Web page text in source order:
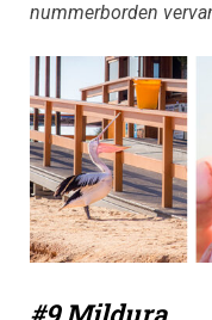
nummerborden